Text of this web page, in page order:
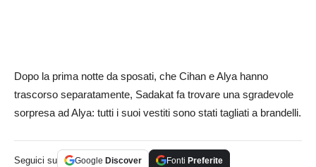
Dopo la prima notte da sposati, che Cihan e Alya hanno
trascorso separatamente, Sadakat fa trovare una sgradevole
sorpresa ad Alya: tutti i suoi vestiti sono stati tagliati a brandelli.
Seguici su Google Discover Fonti Preferite